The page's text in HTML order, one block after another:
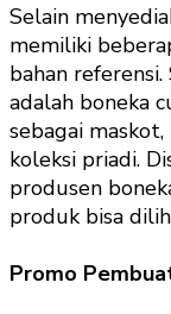
Selain
memiliki
bahan
adalah boneka
sebagai
koleksi priadi.
produsen
produk bisa
Promo